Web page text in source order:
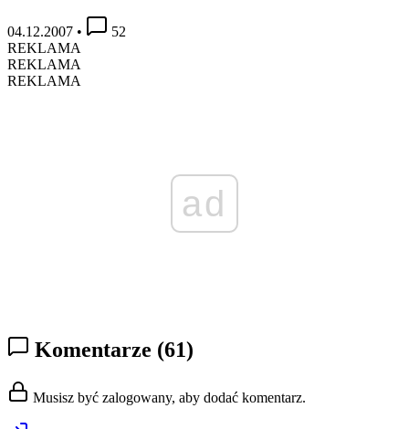
04.12.2007 •
52
REKLAMA
REKLAMA
REKLAMA
ad
Komentarze (61)
Musisz być zalogowany, aby dodać komentarz.